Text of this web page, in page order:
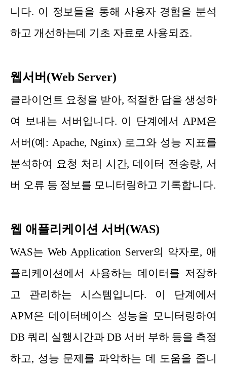
니다. 이 정보들을 통해 사용자 경험을 분석
하고 개선하는데 기초 자료로 사용되죠.
웹서버(Web Server)
클라이언트 요청을 받아, 적절한 답을 생성하
여 보내는 서버입니다. 이 단계에서 APM은
서버(예: Apache, Nginx) 로그와 성능 지표를
분석하여 요청 처리 시간, 데이터 전송량, 서
버 오류 등 정보를 모니터링하고 기록합니다.
웹 애플리케이션 서버(WAS)
WAS는 Web Application Server의 약자로, 애
플리케이션에서 사용하는 데이터를 저장하
고 관리하는 시스템입니다. 이 단계에서
APM은 데이터베이스 성능을 모니터링하여
DB 쿼리 실행시간과 DB 서버 부하 등을 측정
하고, 성능 문제를 파악하는 데 도움을 줍니